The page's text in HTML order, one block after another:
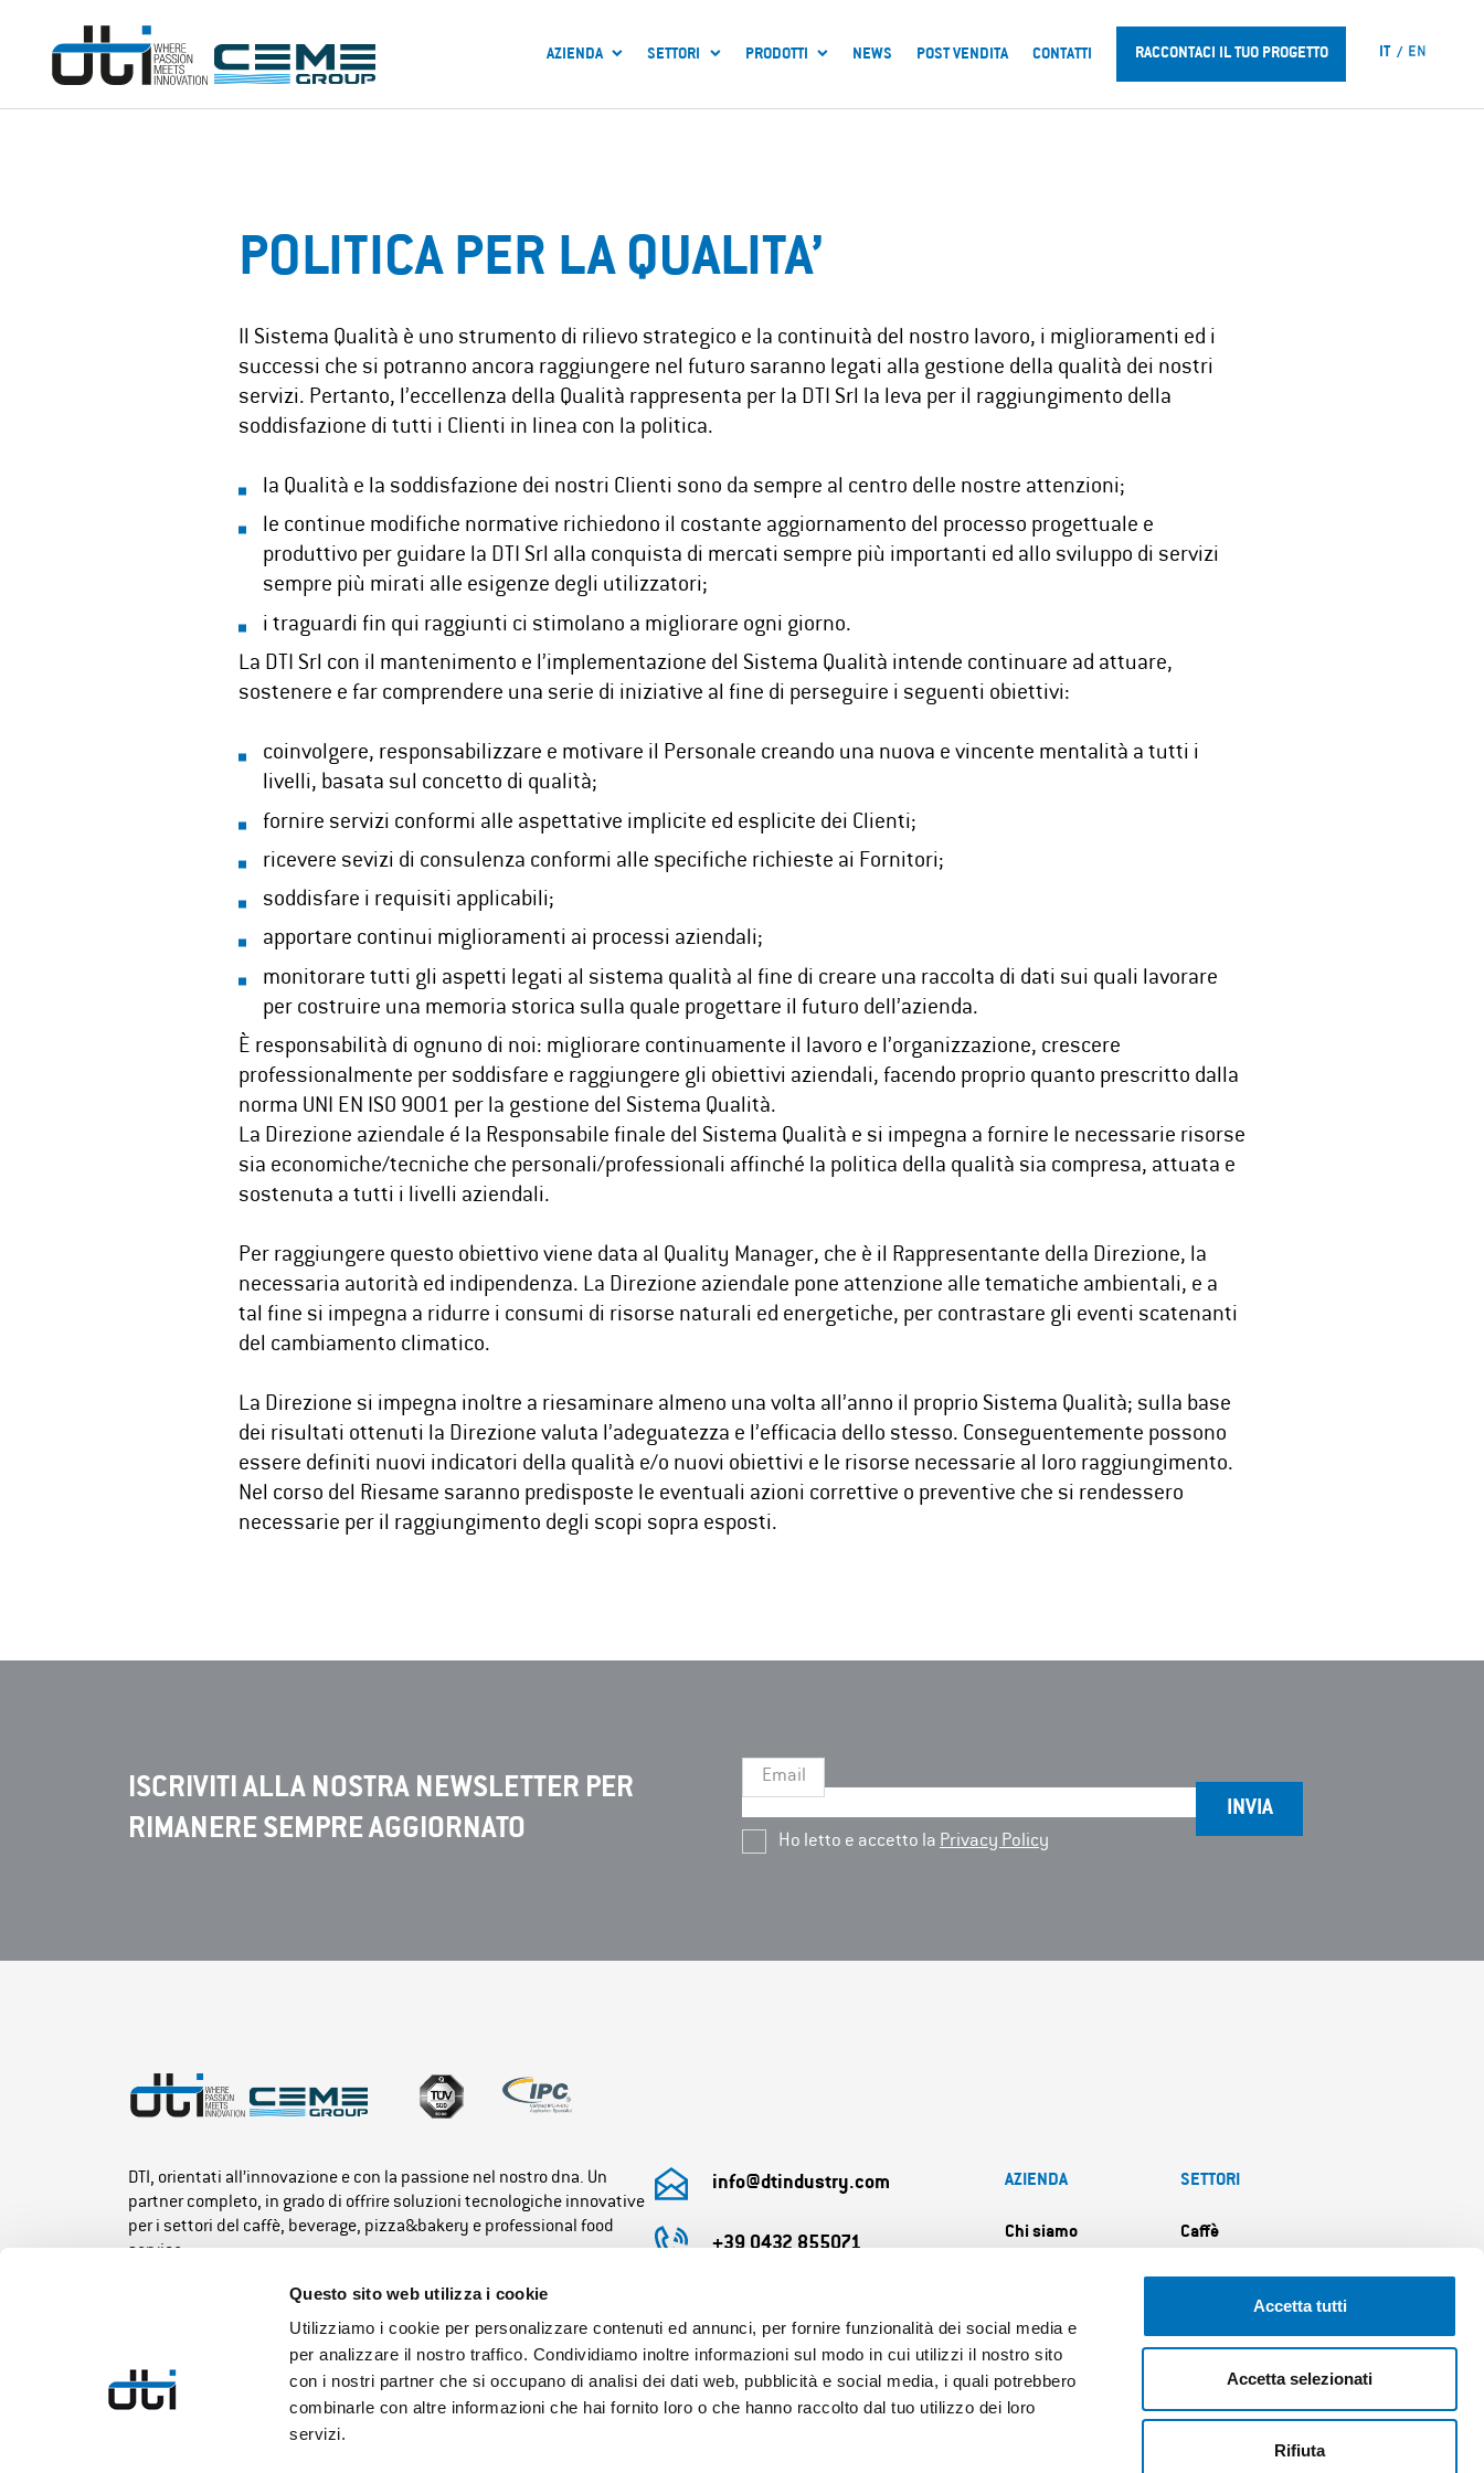
Questo sito web utilizza i cookie
Utilizziamo i cookie per personalizzare contenuti ed annunci, per fornire funzionalità dei social media e
per analizzare il nostro traffico. Condividiamo inoltre informazioni sul modo in cui utilizzi il nostro sito
con i nostri partner che si occupano di analisi dei dati web, pubblicità e social media, i quali potrebbero
combinarle con altre informazioni che hai fornito loro o che hanno raccolto dal tuo utilizzo dei loro
servizi.
Accetta tutti
Accetta selezionati
Rifiuta
AZIENDA SETTORI PRODOTTI NEWS POST VENDITA CONTATTI RACCONTACI IL TUO PROGETTO IT EN
POLITICA PER LA QUALITA’
Il Sistema Qualità è uno strumento di rilievo strategico e la continuità del nostro lavoro, i miglioramenti ed i
successi che si potranno ancora raggiungere nel futuro saranno legati alla gestione della qualità dei nostri
servizi. Pertanto, l’eccellenza della Qualità rappresenta per la DTI Srl la leva per il raggiungimento della
soddisfazione di tutti i Clienti in linea con la politica.
la Qualità e la soddisfazione dei nostri Clienti sono da sempre al centro delle nostre attenzioni;
le continue modifiche normative richiedono il costante aggiornamento del processo progettuale e
produttivo per guidare la DTI Srl alla conquista di mercati sempre più importanti ed allo sviluppo di servizi
sempre più mirati alle esigenze degli utilizzatori;
i traguardi fin qui raggiunti ci stimolano a migliorare ogni giorno.
La DTI Srl con il mantenimento e l’implementazione del Sistema Qualità intende continuare ad attuare,
sostenere e far comprendere una serie di iniziative al fine di perseguire i seguenti obiettivi:
coinvolgere, responsabilizzare e motivare il Personale creando una nuova e vincente mentalità a tutti i
livelli, basata sul concetto di qualità;
fornire servizi conformi alle aspettative implicite ed esplicite dei Clienti;
ricevere sevizi di consulenza conformi alle specifiche richieste ai Fornitori;
soddisfare i requisiti applicabili;
apportare continui miglioramenti ai processi aziendali;
monitorare tutti gli aspetti legati al sistema qualità al fine di creare una raccolta di dati sui quali lavorare
per costruire una memoria storica sulla quale progettare il futuro dell’azienda.
È responsabilità di ognuno di noi: migliorare continuamente il lavoro e l’organizzazione, crescere
professionalmente per soddisfare e raggiungere gli obiettivi aziendali, facendo proprio quanto prescritto dalla
norma UNI EN ISO 9001 per la gestione del Sistema Qualità.
La Direzione aziendale é la Responsabile finale del Sistema Qualità e si impegna a fornire le necessarie risorse
sia economiche/tecniche che personali/professionali affinché la politica della qualità sia compresa, attuata e
sostenuta a tutti i livelli aziendali.
Per raggiungere questo obiettivo viene data al Quality Manager, che è il Rappresentante della Direzione, la
necessaria autorità ed indipendenza. La Direzione aziendale pone attenzione alle tematiche ambientali, e a
tal fine si impegna a ridurre i consumi di risorse naturali ed energetiche, per contrastare gli eventi scatenanti
del cambiamento climatico.
La Direzione si impegna inoltre a riesaminare almeno una volta all’anno il proprio Sistema Qualità; sulla base
dei risultati ottenuti la Direzione valuta l’adeguatezza e l’efficacia dello stesso. Conseguentemente possono
essere definiti nuovi indicatori della qualità e/o nuovi obiettivi e le risorse necessarie al loro raggiungimento.
Nel corso del Riesame saranno predisposte le eventuali azioni correttive o preventive che si rendessero
necessarie per il raggiungimento degli scopi sopra esposti.
ISCRIVITI ALLA NOSTRA NEWSLETTER PER
RIMANERE SEMPRE AGGIORNATO
Email
Ho letto e accetto la Privacy Policy
DTI, orientati all’innovazione e con la passione nel nostro dna. Un
partner completo, in grado di offrire soluzioni tecnologiche innovative
per i settori del caffè, beverage, pizza&bakery e professional food
service.
info@dtindustry.com
+39 0432 855071
Lunedì-Venerdì 8:30-12.30 / 13.30-17:30
Orario magazzino:
Lunedì-Venerdì 8:00-12.00 / 13.00-17.00
AZIENDA
Chi siamo
Contatti
Lavora con noi
SETTORI
Caffè
Pizza&Bakery
Professional food
service